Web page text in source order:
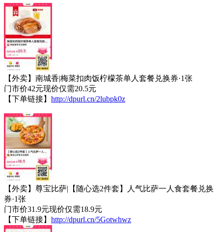
【外卖】南城香|梅菜扣肉饭柠檬茶单人套餐兑换券·1张
门市价42元现价仅需20.5元
【下单链接】 http://dpurl.cn/2lubpk0z
【外卖】尊宝比萨|【随心选2件套】人气比萨一人食套餐兑换
券·1张
门市价31.9元现价仅需18.9元
【下单链接】 http://dpurl.cn/5Gotwhwz